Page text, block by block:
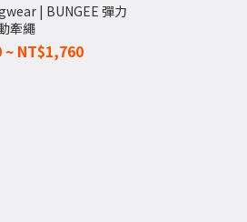
| BUNGEE 彈力
牽繩
~ NT$1,760